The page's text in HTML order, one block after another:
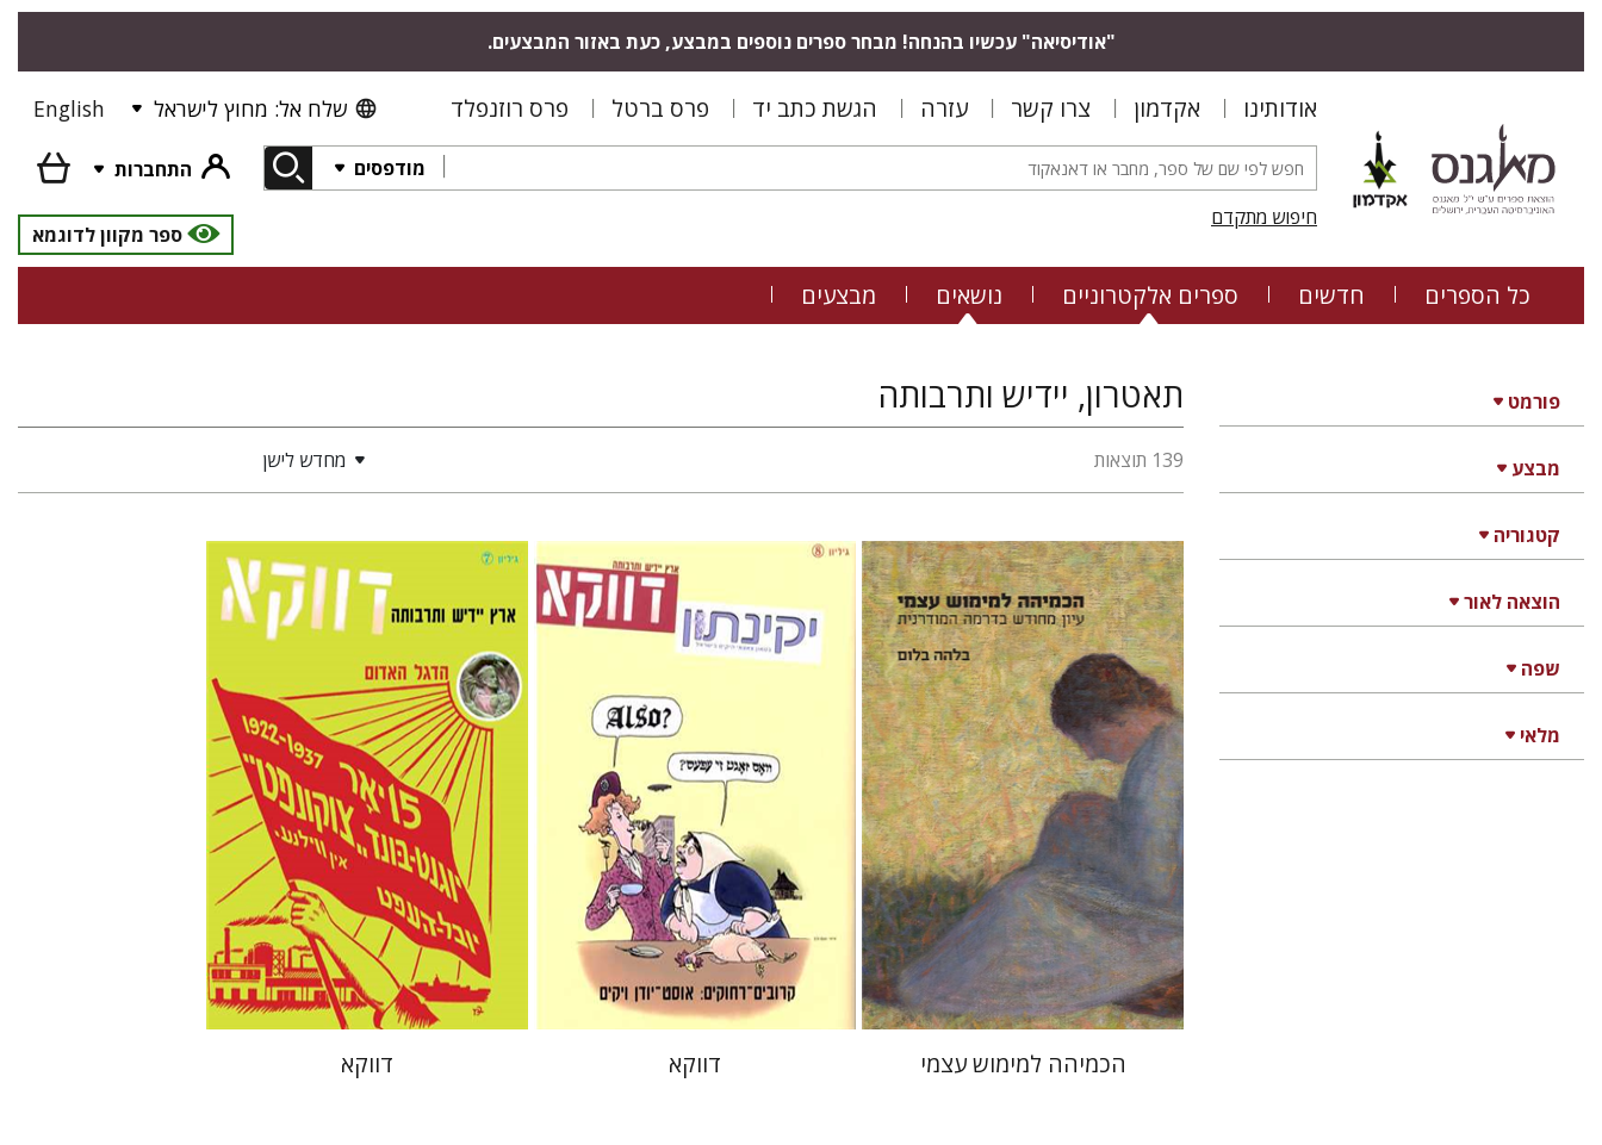
"אודיסיאה" עכשיו בהנחה! מבחר ספרים נוספים במבצע, כעת באזור המבצעים.
אודותינו אקדמון צרו קשר עזרה הגשת כתב יד פרס ברטל פרס רוזנפלד שלח אל: מחוץ לישראל English
מודפסים
התחברות
חיפוש מתקדם
ספר מקוון לדוגמא
כל הספרים חדשים ספרים אלקטרוניים נושאים מבצעים
פורמט
מבצע
קטגוריה
הוצאה לאור
שפה
מלאי
תאטרון, יידיש ותרבותה
139 תוצאות מחדש לישן
בלהה בלום
הנחת אתר ספר מודפס
$34
$31
הכמיהה למימוש עצמי
הנחת אתר ספר מודפס
$11
$10
דווקא
הנחת אתר ספר מודפס
$11
$10
דווקא